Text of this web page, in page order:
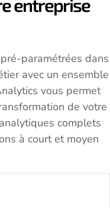
entreprise
paramétrées dans
avec un ensemble
vous permet
de votre
complets
à court et moyen